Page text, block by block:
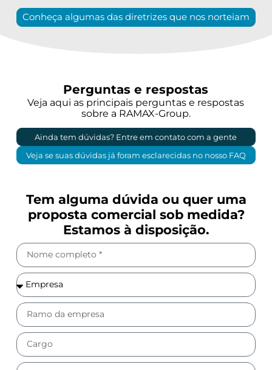
Conheça algumas das diretrizes que nos norteiam
Perguntas e respostas
Veja aqui as principais perguntas e respostas
sobre a RAMAX-Group.
Ainda tem dúvidas? Entre em contato com a gente
Veja se suas dúvidas já foram esclarecidas no nosso FAQ
Tem alguma dúvida ou quer uma
proposta comercial sob medida?
Estamos à disposição.